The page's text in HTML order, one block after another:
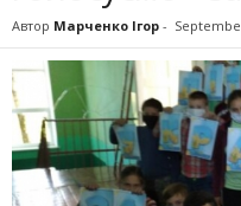
Автор Марченко Ігор -